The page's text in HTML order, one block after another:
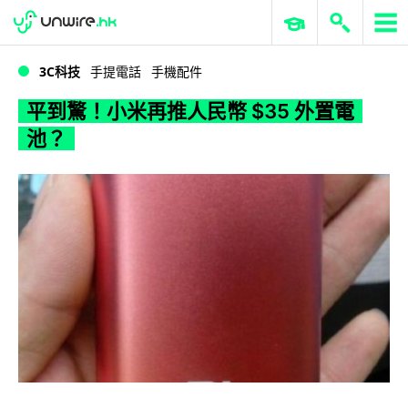
平到驚！小米再推人民幣 $35 外置電池？
WWDC 2026 ERP 與商業 AI
3C科技 手提電話 手機配件
平到驚！小米再推人民幣 $35 外置電
池？